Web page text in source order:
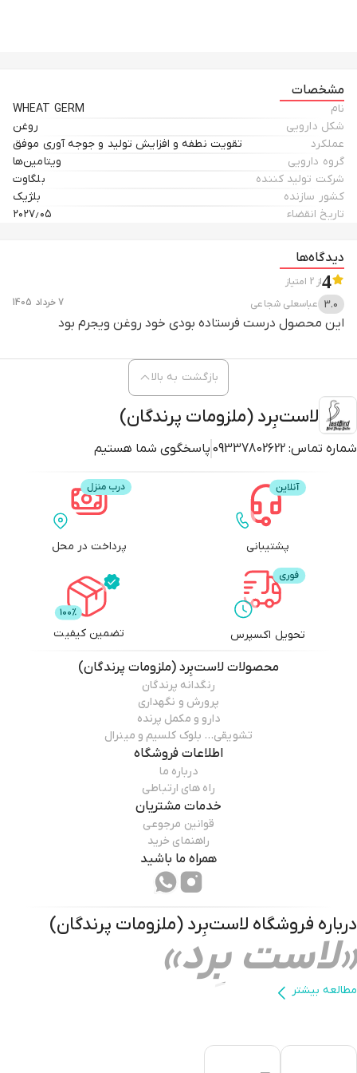
روغن ویت جرم مکمل تقویت نطفه پرندگان
تولید شده در شرکت
ساخت کشور بلژیک
مشخصات
نام
WHEAT GERM
شکل دارویی
روغن
عملکرد
تقویت نطفه و افزایش تولید و جوجه آوری موفق
گروه دارویی
ویتامین‌ها
شرکت تولید کننده
بلگاوت
کشور سازنده
بلژیک
تاریخ انقضاء
۲۰۲۷٫۰۵
دیدگاه‌ها
4از2 امتیاز
3.0 عباسعلی شجاعی 7 خرداد 1405
این محصول درست فرستاده بودی خود روغن ویجرم بود
لاست‌بِرد (ملزومات پرندگان)
شماره تماس: 09337802622 پاسخگوی شما هستیم
بازگشت به بالا
پشتیبانی پرداخت در محل
تحویل اکسپرس تضمین کیفیت
محصولات لاست‌بِرد (ملزومات پرندگان)
رنگدانه پرندگان
پرورش و نگهداری
دارو و مکمل پرنده
تشویقی… بلوک کلسیم و مینرال
اطلاعات فروشگاه
درباره ما
راه های ارتباطی
خدمات مشتریان
قوانین مرجوعی
راهنمای خرید
همراه ما باشید
درباره فروشگاه لاست‌بِرد (ملزومات پرندگان)
«لاست بِرد»
مطالعه بیشتر